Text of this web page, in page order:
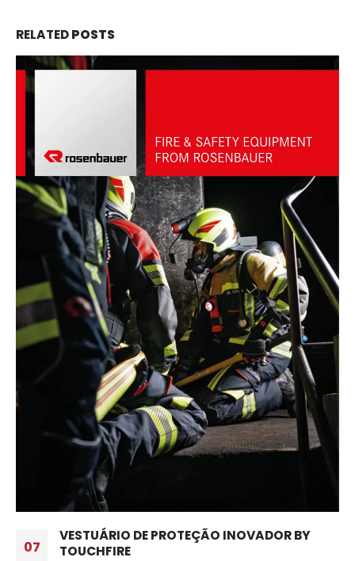
RELATEDPOSTS
07
VESTUÁRIO DE PROTEÇÃO INOVADOR BY
TOUCHFIRE